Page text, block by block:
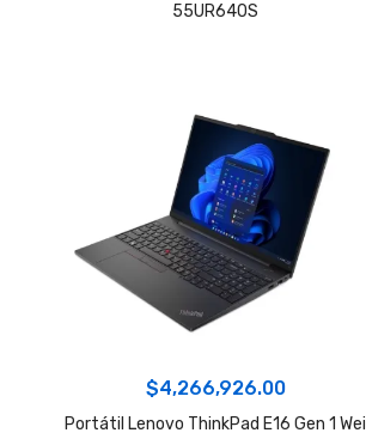
55UR640S
$4,266,926.00
Portátil Lenovo ThinkPad E16 Gen 1 Wei